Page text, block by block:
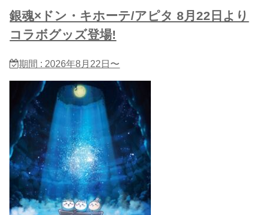
銀魂×ドン・キホーテ/アピタ 8月22日より
コラボグッズ登場!
期間 : 2026年8月22日〜